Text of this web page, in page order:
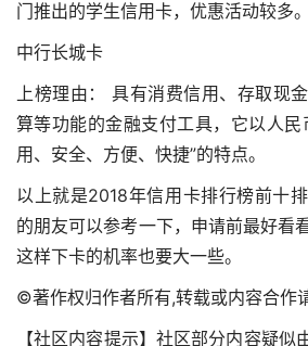
门推出的学生信用卡，优惠活动较多。
中行长城卡
上榜理由： 具有消费信用、存取现
算等功能的金融支付工具，它以人民
用、安全、方便、快捷”的特点。
以上就是2018年信用卡排行榜前十
的朋友可以参考一下，申请前最好看
这样下卡的机率也要大一些。
©著作权归作者所有,转载或内容合作
【社区内容提示】社区部分内容疑似